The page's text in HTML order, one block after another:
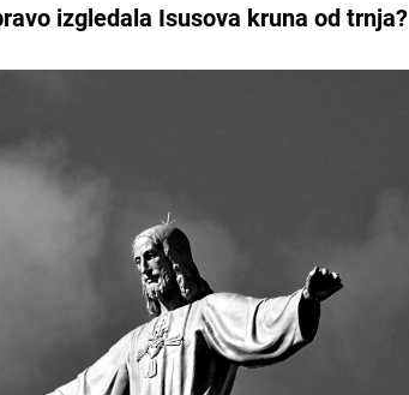
izgledala Isusova kruna od trnja?